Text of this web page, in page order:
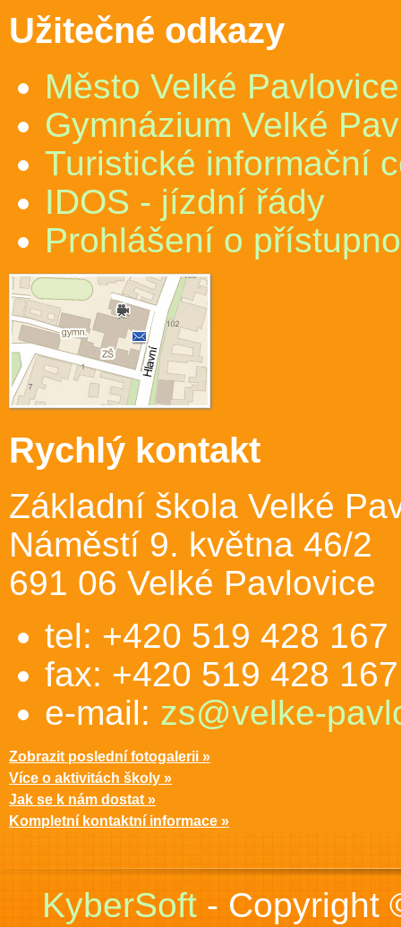
Užitečné odkazy
Město Velké Pavlovice
Gymnázium Velké
Turistické informační
IDOS - jízdní řády
Prohlášení o
Rychlý kontakt
Základní škola Velké
Náměstí 9. května 46/2
691 06 Velké Pavlovice
tel: +420 519 428 167
fax: +420 519 428 167
e-mail: zs@velke-
Zobrazit poslední fotogalerii »
Více o aktivitách školy »
Jak se k nám dostat »
Kompletní kontaktní informace »
KyberSoft- Copyright